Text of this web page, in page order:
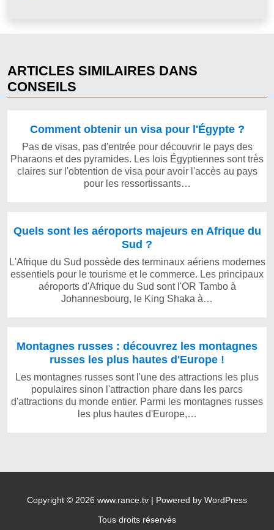
ARTICLES SIMILAIRES DANS
CONSEILS
Comment obtenir un visa pour l'Égypte ?
Pas de visas, pas d'entrée pour découvrir le pays des
Pharaons et des pyramides. Les lois Égyptiennes sont très
claires sur l'obtention de visa pour avoir l'accès au pays
pour les ressortissants…
Quels sont les aéroports majeurs en Afrique du
Sud ?
L'Afrique du Sud possède des terminaux aériens modernes
essentiels pour le tourisme et le commerce. Les principaux
aéroports d'Afrique du Sud sont l'OR Tambo à
Johannesbourg, le King Shaka à…
Montagnes russes : découvrez les montagnes
russes les plus hautes d'Europe !
Les montagnes russes sont l'une des attractions les plus
populaires sinon l'attraction phare dans les parcs
d'attractions du monde entier. Parmi les montagnes russes
les plus hautes d'Europe,…
Copyright © 2026 www.rance.tv | Powered by WordPress
Tous droits réservés